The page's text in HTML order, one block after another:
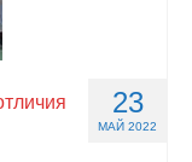
23
МАЙ 2022